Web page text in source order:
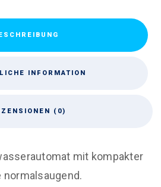
INFORMATION
(0)
mit kompakter
normalsaugend.